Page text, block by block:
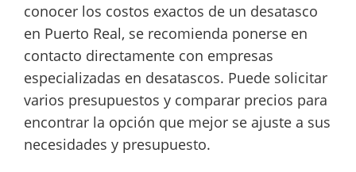
conocer los costos exactos de un desatasco
en Puerto Real, se recomienda ponerse en
contacto directamente con empresas
especializadas en desatascos. Puede solicitar
varios presupuestos y comparar precios para
encontrar la opción que mejor se ajuste a sus
necesidades y presupuesto.